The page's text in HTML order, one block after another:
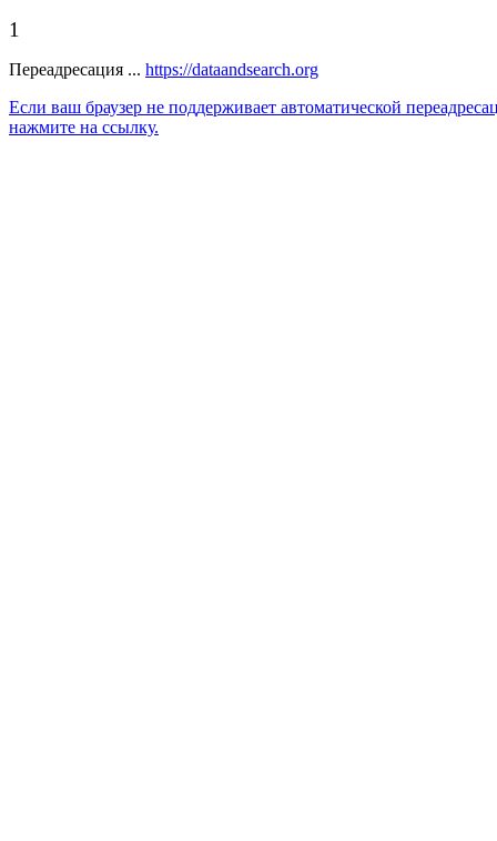
1
Переадресация ... https://dataandsearch.org
Если ваш браузер не поддерживает автоматической
нажмите на ссылку.